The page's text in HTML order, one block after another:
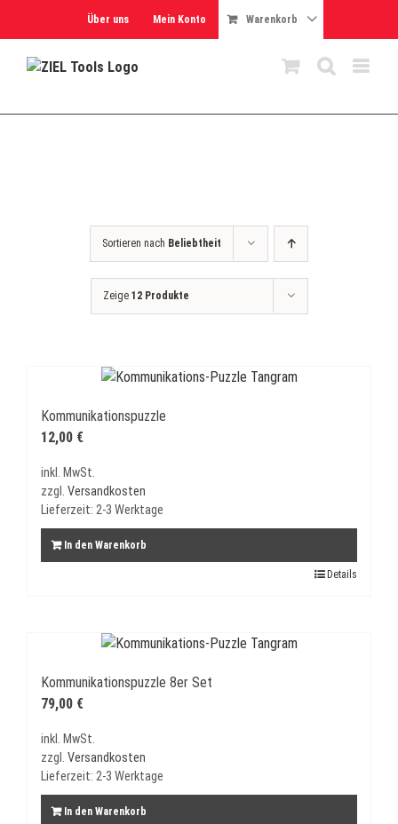
Über uns Mein Konto Warenkorb
Sortieren nach Beliebtheit
Zeige 12 Produkte
Kommunikationspuzzle
12,00 €
inkl. MwSt.
zzgl. Versandkosten
Lieferzeit: 2-3 Werktage
In den Warenkorb
Details
Kommunikationspuzzle 8er Set
79,00 €
inkl. MwSt.
zzgl. Versandkosten
Lieferzeit: 2-3 Werktage
In den Warenkorb